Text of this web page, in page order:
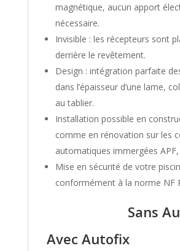
magnétique, aucun apport
nécessaire.
Invisible : les récepteurs sont
derrière le revêtement.
Design : intégration parfaite
dans l’épaisseur d’une lame,
au tablier.
Installation possible en
comme en rénovation sur les
automatiques immergées APF,
Mise en sécurité de votre
conformément à la norme NF
Sans
Avec Autofix